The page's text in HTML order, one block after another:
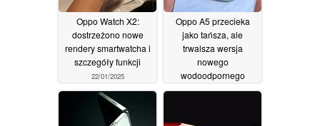
Oppo Watch X2:
dostrzeżono nowe
rendery smartwatcha i
szczegóły funkcji
22/01/2025
Oppo A5 przecieka
jako tańsza, ale
trwalsza wersja
nowego
wodoodpornego
smartfona16/01/2025